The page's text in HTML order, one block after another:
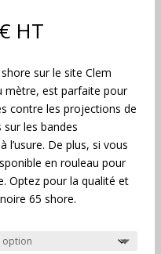
€Plage
de
prix :
74,00 €
à
712,00 €
HT
sur le site Clem
mètre, est parfaite pour
contre les projections de
les bandes
l’usure. De plus, si vous
en rouleau pour
Optez pour la qualité et
65 shore.